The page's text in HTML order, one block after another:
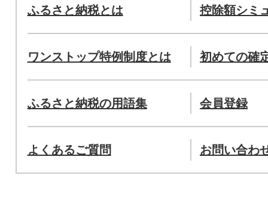
ふるさと納税とは 控除額シミ
ワンストップ特例制度とは 初めての確
ふるさと納税の用語集 会員登録
よくあるご質問 お問い合わ